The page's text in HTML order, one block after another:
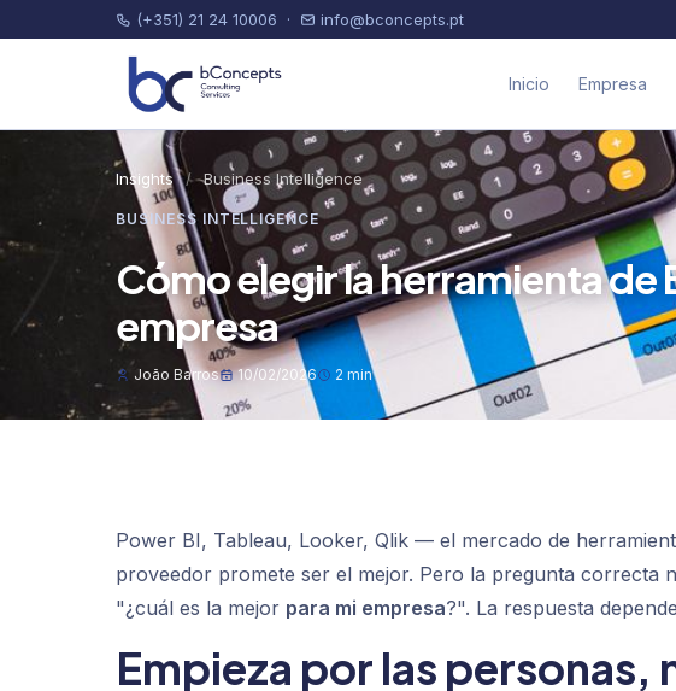
(+351) 21 24 10006 · info@bconcepts.pt
Inicio Empresa
Insights / Business Intelligence
BUSINESS INTELLIGENCE
Cómo elegir la herramienta de
empresa
João Barros 10/02/2026 2 min
Power BI, Tableau, Looker, Qlik — el mercado de
proveedor promete ser el mejor. Pero la pregunta correcta
"¿cuál es la mejor para mi empresa?". La respuesta
Empieza por las personas,